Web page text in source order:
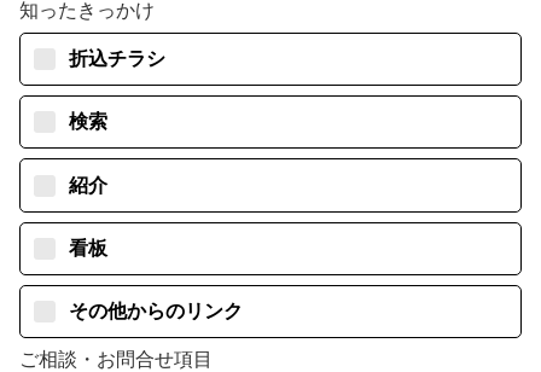
知ったきっかけ
折込チラシ
検索
紹介
看板
その他からのリンク
ご相談・お問合せ項目